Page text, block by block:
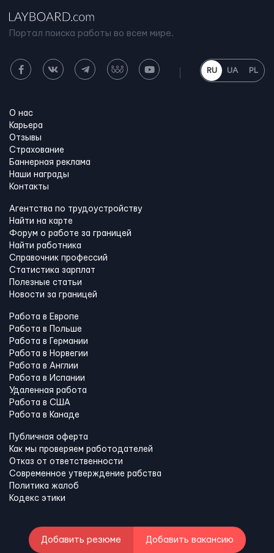
Портал поиска работы во всем мире.
RU UA PL
О нас
Карьера
Отзывы
Страхование
Баннерная реклама
Наши награды
Контакты
Агентства по трудоустройству
Найти на карте
Форум о работе за границей
Найти работника
Справочник профессий
Статистика зарплат
Полезные статьи
Новости за границей
Работа в Европе
Работа в Польше
Работа в Германии
Работа в Норвегии
Работа в Англии
Работа в Испании
Удаленная работа
Работа в США
Работа в Канадe
Публичная оферта
Как мы проверяем работодателей
Отказ от ответственности
Современное утверждение рабства
Политика жалоб
Кодекс этики
Добавить резюме Добавить вакансию